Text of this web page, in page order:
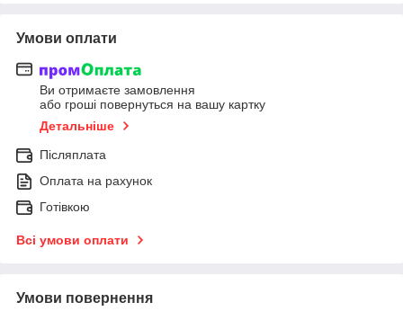
Умови оплати
Ви отримаєте замовлення
або гроші повернуться на вашу картку
Детальніше
Післяплата
Оплата на рахунок
Готівкою
Всі умови оплати
Умови повернення